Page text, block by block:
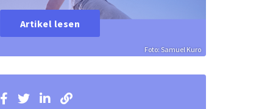
Foto: Samuel Kuro
Artikel lesen